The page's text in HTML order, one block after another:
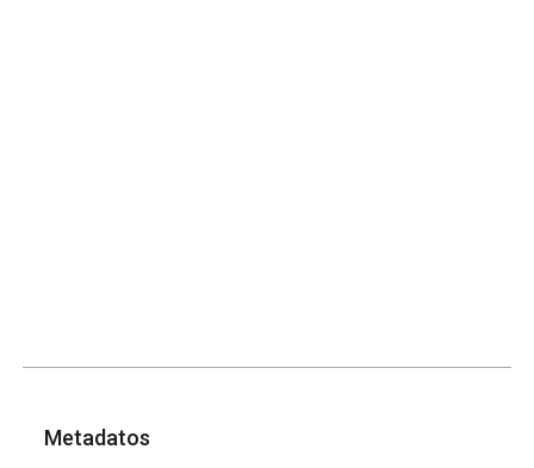
Metadatos